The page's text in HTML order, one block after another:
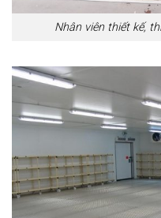
Nhân viên thiết kế,